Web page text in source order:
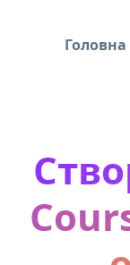
Головна